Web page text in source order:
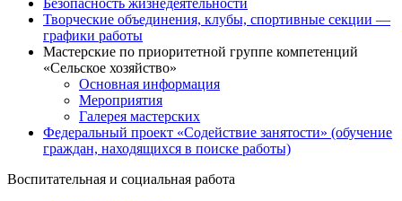
Безопасность жизнедеятельности
Творческие объединения, клубы, спортивные секции —
графики работы
Мастерские по приоритетной группе компетенций
«Сельское хозяйство»
Основная информация
Мероприятия
Галерея мастерских
Федеральный проект «Содействие занятости» (обучение
граждан, находящихся в поиске работы)
Воспитательная и социальная работа